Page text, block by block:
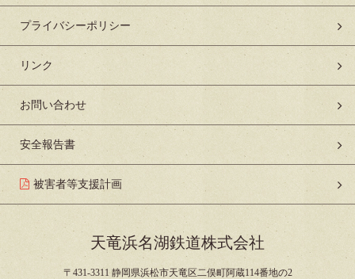
プライバシーポリシー
リンク
お問い合わせ
安全報告書
被害者等支援計画
天竜浜名湖鉄道株式会社
〒431-3311 静岡県浜松市天竜区二俣町阿蔵114番地の2